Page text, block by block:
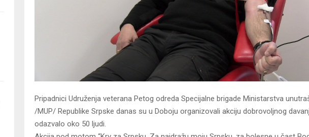
Pripadnici Udruženja veterana Petog odreda Specijalne brigade Ministarstva
/MUP/ Republike Srpske danas su u Doboju organizovali akciju dobrovoljnog
odazvalo oko 50 ljudi.